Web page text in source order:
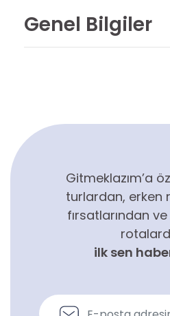
Genel Bilgiler
Gitmeklazım’a
turlardan, erken
fırsatlarından
ilk sen